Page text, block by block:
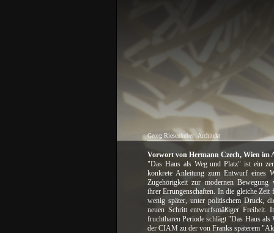
Georg Riesenhuber Architekt
Vorwort von Hermann Czech, Wien im
"Das Haus als Weg und Platz" ist ein
konkrete Anleitung zum Entwurf eines
Zugehörigkeit zur modernen
ihrer Errungenschaften. In die gleiche
wenig später, unter politischem Druck,
neuen Schritt entwurfsmäßiger Freiheit.
fruchtbaren Periode schlägt "Das Haus
der CIAM zu der von Franks späterem